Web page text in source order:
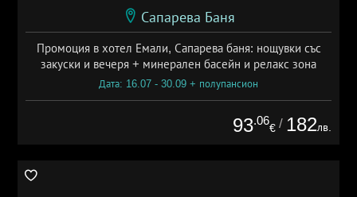
Сапарева Баня
Промоция в хотел Емали, Сапарева баня: нощувки със
закуски и вечеря + минерален басейн и релакс зона
Дата: 16.07 - 30.09 + полупансион
93.06
€ / 182лв.